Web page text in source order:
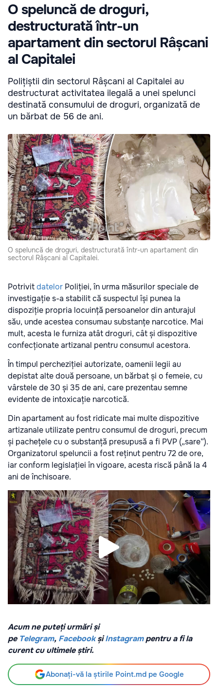
O speluncă de droguri,
destructurată într-un
apartament din sectorul Râșcani
al Capitalei
Polițiștii din sectorul Râșcani al Capitalei au
destructurat activitatea ilegală a unei spelunci
destinată consumului de droguri, organizată de
un bărbat de 56 de ani.
O speluncă de droguri, destructurată într-un apartament din
sectorul Râșcani al Capitalei.
Potrivitdatelor Poliției, în urma măsurilor speciale de
investigație s-a stabilit că suspectul își punea la
dispoziție propria locuință persoanelor din anturajul
său, unde acestea consumau substanțe narcotice. Mai
mult, acesta le furniza atât droguri, cât și dispozitive
confecționate artizanal pentru consumul acestora.
În timpul percheziției autorizate, oamenii legii au
depistat alte două persoane, un bărbat și o femeie, cu
vârstele de 30 și 35 de ani, care prezentau semne
evidente de intoxicație narcotică.
Din apartament au fost ridicate mai multe dispozitive
artizanale utilizate pentru consumul de droguri, precum
și pachețele cu o substanță presupusă a fi PVP („sare”).
Organizatorul speluncii a fost reținut pentru 72 de ore,
iar conform legislației în vigoare, acesta riscă până la 4
ani de închisoare.
Acum ne puteți urmări și
pe Telegram, Facebook șiInstagrampentru a fi la
curent cu ultimele știri.
Abonați-vă la știrile Point.md pe Google